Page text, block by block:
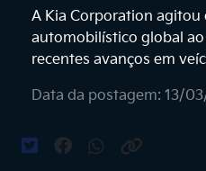
A Kia Corporation agitou
automobilístico global
recentes avanços em
Data da postagem: 13/